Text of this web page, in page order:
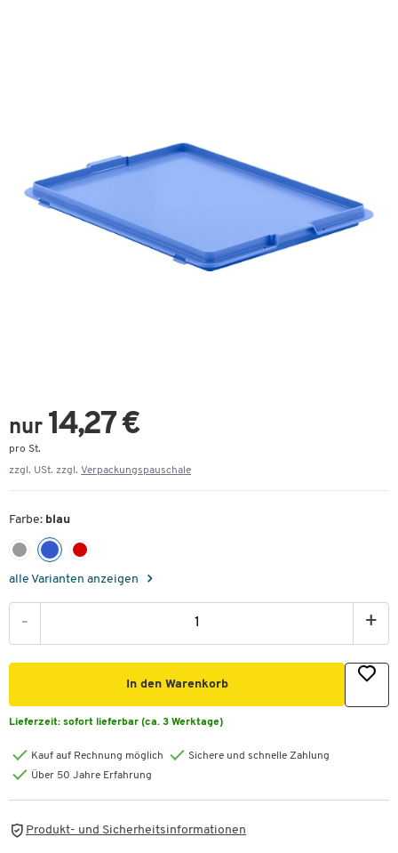
nur 14,27 €
pro St.
zzgl. USt. zzgl. Verpackungspauschale
Farbe: blau
alle Varianten anzeigen
- +
In den Warenkorb
Lieferzeit: sofort lieferbar (ca. 3 Werktage)
Kauf auf Rechnung möglich
Sichere und schnelle Zahlung
Über 50 Jahre Erfahrung
Produkt- und Sicherheitsinformationen